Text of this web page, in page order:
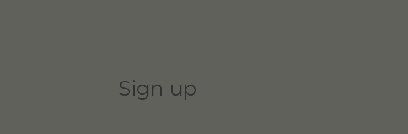
Sign up